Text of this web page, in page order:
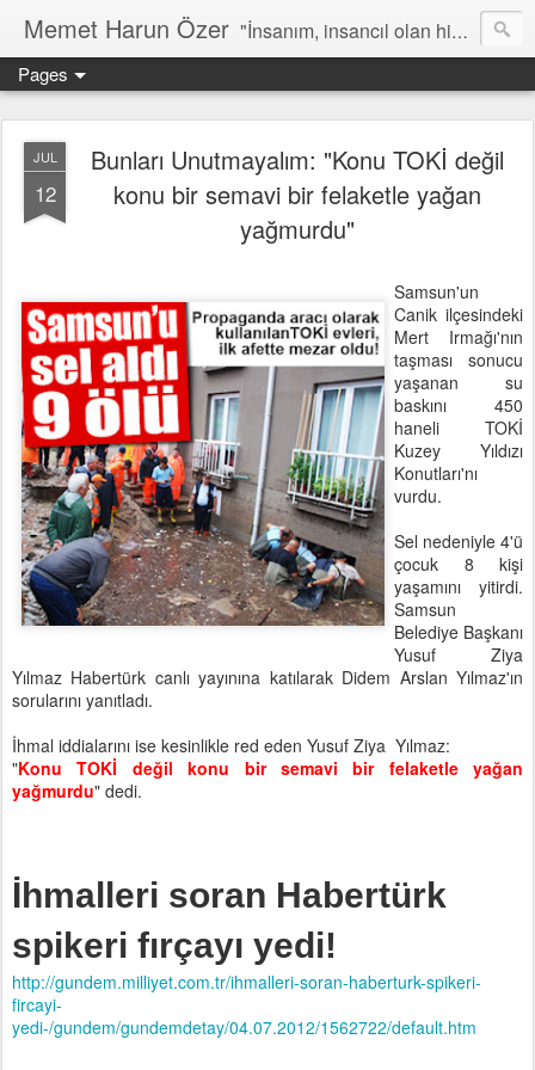
Memet Harun Özer "İnsanım, insancıl olan hiç bir şey bana yabancı kalamaz…" -Terentius
Pages
JUL
12
Bunları Unutmayalım: "Konu TOKİ değil
konu bir semavi bir felaketle yağan
yağmurdu"
Samsun'un
Canik ilçesindeki
Mert Irmağı'nın
taşması sonucu
yaşanan su
baskını 450
haneli TOKİ
Kuzey Yıldızı
Konutları'nı
vurdu.
Sel nedeniyle 4'ü
çocuk 8 kişi
yaşamını yitirdi.
Samsun
Belediye Başkanı
Yusuf Ziya
Yılmaz Habertürk canlı yayınına katılarak Didem Arslan Yılmaz'ın
sorularını yanıtladı.
İhmal iddialarını ise kesinlikle red eden Yusuf Ziya Yılmaz:
"Konu TOKİ değil konu bir semavi bir felaketle yağan
yağmurdu" dedi.
İhmalleri soran Habertürk
spikeri fırçayı yedi!
http://gundem.milliyet.com.tr/ihmalleri-soran-haberturk-spikeri-
fircayi-
yedi-/gundem/gundemdetay/04.07.2012/1562722/default.htm